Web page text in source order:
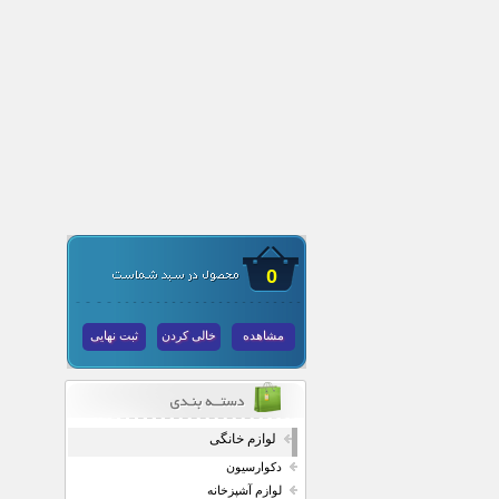
0
مشاهده خالی کردن ثبت نهایی
لوازم خانگی
دکوارسیون
لوازم آشپزخانه